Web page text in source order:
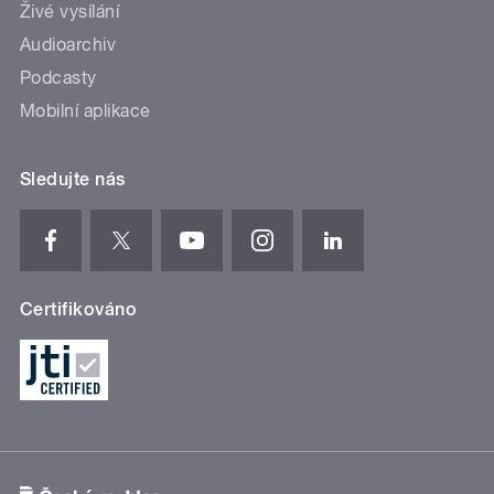
Živé vysílání
Audioarchiv
Podcasty
Mobilní aplikace
Sledujte nás
Certifikováno